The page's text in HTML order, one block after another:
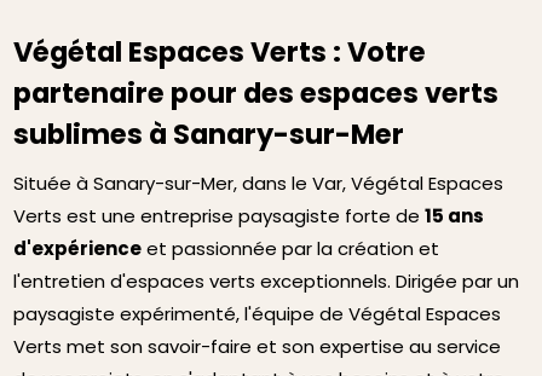
Végétal Espaces Verts : Votre
partenaire pour des espaces verts
sublimes à Sanary-sur-Mer
Située à Sanary-sur-Mer, dans le Var, Végétal Espaces
Verts est une entreprise paysagiste forte de15 ans
d'expérienceet passionnée par la création et
l'entretien d'espaces verts exceptionnels. Dirigée par un
paysagiste expérimenté, l'équipe de Végétal Espaces
Verts met son savoir-faire et son expertise au service